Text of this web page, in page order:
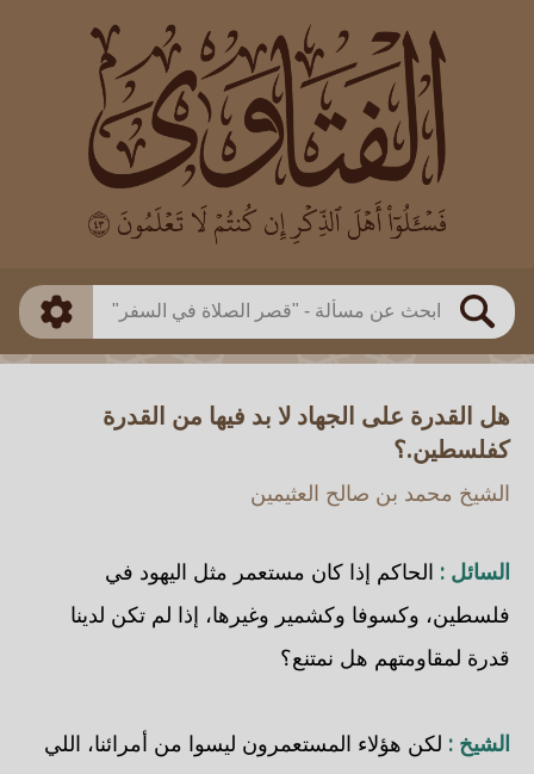
بحث
العالم
بن باز
بن العثيمين
اللجنة الدائمة
طريقة البحث
ذكي
هل القدرة على الجهاد لا بد فيها من القدرة
كفلسطين.؟
الشيخ محمد بن صالح العثيمين
السائل : الحاكم إذا كان مستعمر مثل اليهود في
فلسطين، وكسوفا وكشمير وغيرها، إذا لم تكن لدينا
قدرة لمقاومتهم هل نمتنع؟
الشيخ : لكن هؤلاء المستعمرون ليسوا من أمرائنا، اللي